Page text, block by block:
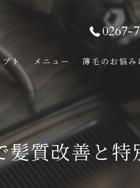
0267-
プト メニュー 薄毛のお悩
髪質改善と